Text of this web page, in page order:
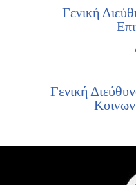
Γενική
Γενική